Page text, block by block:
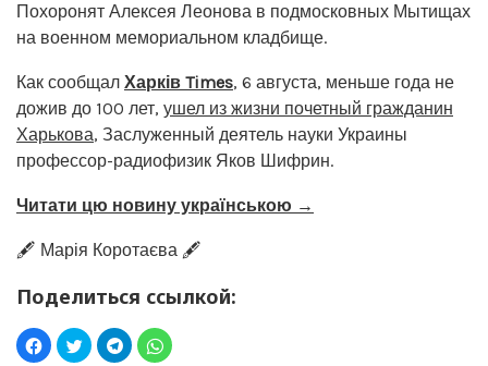
Похоронят Алексея Леонова в подмосковных Мытищах
на военном мемориальном кладбище.
Как сообщал Харків Times, 6 августа, меньше года не
дожив до 100 лет, ушел из жизни почетный гражданин
Харькова, Заслуженный деятель науки Украины
профессор-радиофизик Яков Шифрин.
Читати цю новину українською →
🖋️ Марія Коротаєва 🖋️
Поделиться ссылкой: